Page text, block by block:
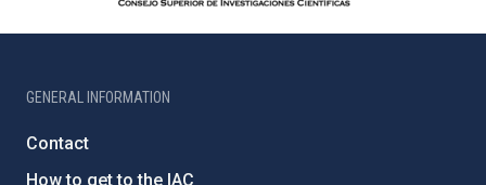
GENERAL INFORMATION
Contact
How to get to the IAC